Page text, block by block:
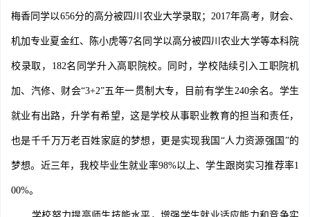
梅香同学以656分的高分被四川农业大学录取；2017年高考，财会、
机加专业夏金红、陈小虎等7名同学以高分被四川农业大学等本科院
校录取，182名同学升入高职院校。同时，学校陆续引入工职院机
加、汽修、财会“3+2”五年一贯制大专，目前有学生240余名。学生
就业有出路，升学有希望，这是学校从事职业教育的担当和责任，
也是千千万万老百姓家庭的梦想，更是实现我国“人力资源强国”的
梦想。近三年，我校毕业生就业率98%以上、学生跟岗实习推荐率1
00%。